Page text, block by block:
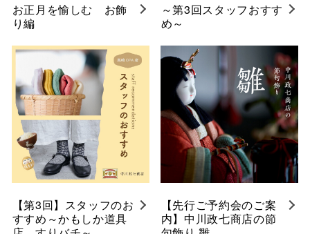
お正月を愉しむ お飾
り編
～第3回スタッフおすす
め～
【第3回】スタッフのお
すすめ～かもしか道具
【先行ご予約会のご案
内】中川政七商店の節